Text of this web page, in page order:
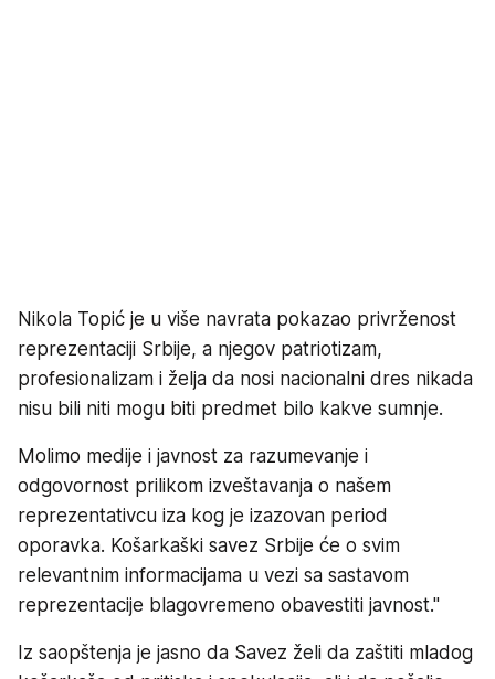
Nikola Topić je u više navrata pokazao privrženost
reprezentaciji Srbije, a njegov patriotizam,
profesionalizam i želja da nosi nacionalni dres nikada
nisu bili niti mogu biti predmet bilo kakve sumnje.
Molimo medije i javnost za razumevanje i
odgovornost prilikom izveštavanja o našem
reprezentativcu iza kog je izazovan period
oporavka. Košarkaški savez Srbije će o svim
relevantnim informacijama u vezi sa sastavom
reprezentacije blagovremeno obavestiti javnost."
Iz saopštenja je jasno da Savez želi da zaštiti mladog